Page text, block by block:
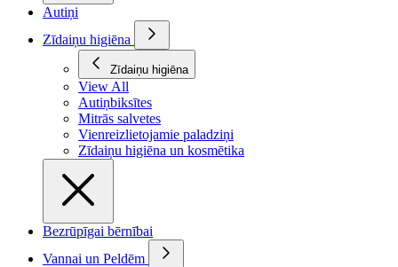
Autiņi
Zīdaiņu higiēna
Zīdaiņu higiēna
View All
Autiņbiksītes
Mitrās salvetes
Vienreizlietojamie paladziņi
Zīdaiņu higiēna un kosmētika
Bezrūpīgai bērnībai
Vannai un Peldēm